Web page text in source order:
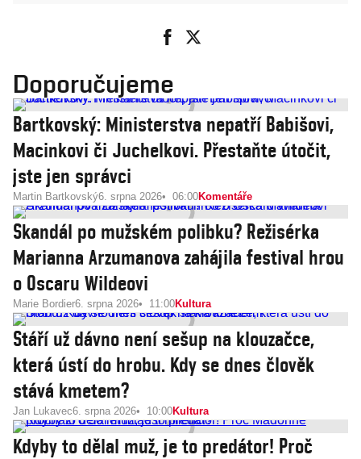
Doporučujeme
Bartkovský: Ministerstva nepatří Babišovi,
Macinkovi či Juchelkovi. Přestaňte útočit,
jste jen správci
Martin Bartkovský6. srpna 2026 06:00Komentáře
Skandál po mužském polibku? Režisérka
Marianna Arzumanova zahájila festival hrou
o Oscaru Wildeovi
Marie Bordier6. srpna 2026 11:00Kultura
Stáří už dávno není sešup na klouzačce,
která ústí do hrobu. Kdy se dnes člověk
stává kmetem?
Jan Lukavec6. srpna 2026 10:00Kultura
Kdyby to dělal muž, je to predátor! Proč